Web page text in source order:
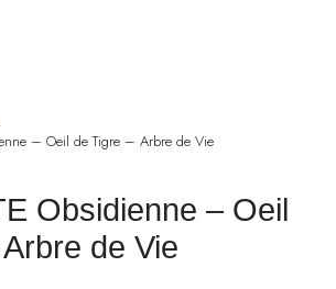
– Oeil de Tigre – Arbre de Vie
Obsidienne – Oeil
de Vie